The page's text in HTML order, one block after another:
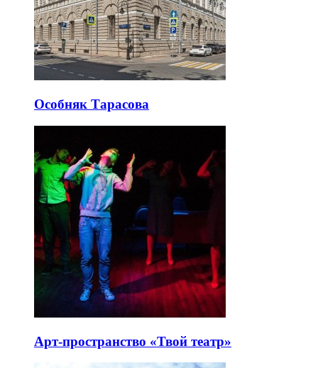
Особняк Тарасова
Арт-пространство «Твой театр»